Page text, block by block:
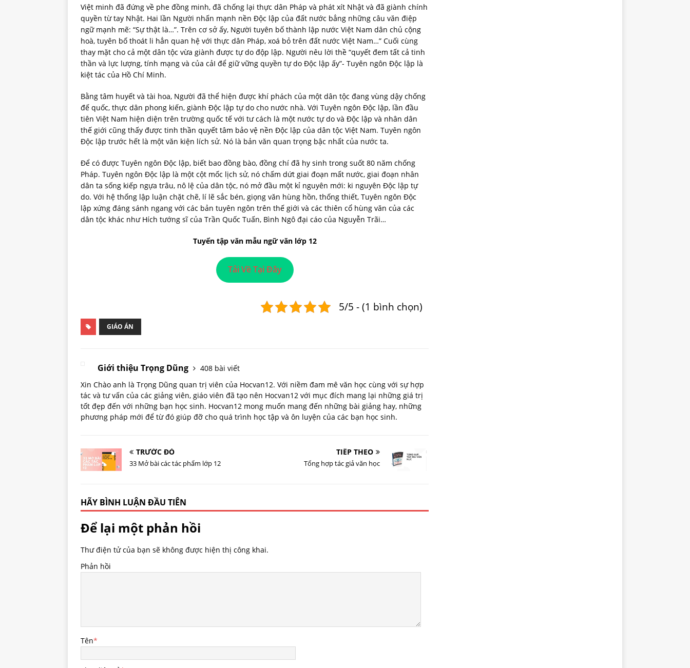
Việt minh đã đứng về phe đồng minh, đã chống lại thực dân Pháp và phát xít Nhật và đã giành chính
quyền từ tay Nhật. Hai lần Người nhấn mạnh nền Độc lập của đất nước bẳng những câu văn điệp
ngữ mạnh mẽ: “Sự thật là…”. Trên cơ sở ấy, Người tuyên bố thành lập nước Việt Nam dân chủ cộng
hoà, tuyên bố thoát li hẳn quan hệ với thực dân Pháp, xoá bỏ trên đất nước Việt Nam…” Cuối cùng
thay mặt cho cả một dân tộc vừa giành được tự do độp lập. Người nêu lời thề “quyết đem tất cả tinh
thần và lực lượng, tính mạng và của cảI để giữ vững quyền tự do Độc lập ấy”- Tuyên ngôn Độc lập là
kiệt tác của Hồ Chí Minh.
Bằng tâm huyết và tài hoa, Người đã thể hiện được khí phách của một dân tộc đang vùng dậy chống
đế quốc, thực dân phong kiến, giành Độc lập tự do cho nước nhà. Với Tuyên ngôn Độc lập, lần đầu
tiên Việt Nam hiện diện trên trường quốc tế với tư cách là một nước tự do và Độc lập và nhân dân
thế giới cũng thấy được tinh thần quyết tâm bảo vệ nền Độc lập của dân tộc Việt Nam. Tuyên ngôn
Độc lập trước hết là một văn kiện lích sử. Nó là bản văn quan trọng bậc nhất của nước ta.
Để có được Tuyên ngôn Độc lập, biết bao đồng bào, đồng chí đã hy sinh trong suốt 80 năm chống
Pháp. Tuyên ngôn Độc lập là một cột mốc lịch sử, nó chấm dứt giai đoạn mất nước, giai đoạn nhân
dân ta sống kiếp ngựa trâu, nô lệ của dân tộc, nó mở đầu một kỉ nguyên mới: ki nguyên Độc lập tự
do. Với hệ thống lập luận chặt chẽ, lí lẽ sắc bén, giọng văn hùng hồn, thống thiết, Tuyên ngôn Độc
lập xứng đáng sánh ngang với các bản tuyên ngôn trên thế giới và các thiên cổ hùng văn của các
dân tộc khác như Hích tướng sĩ của Trần Quốc Tuấn, Bình Ngô đại cáo của Nguyễn Trãi…
Tuyển tập văn mẫu ngữ văn lớp 12
Tải Về Tại Đây
5/5 - (1 bình chọn)
GIÁO ÁN
Giới thiệu Trọng Dũng
408 bài viết
Xin Chào anh là Trọng Dũng quan trị viên của Hocvan12. Với niềm đam mê văn học cùng với sự hợp
tác và tư vấn của các giảng viên, giáo viên đã tạo nên Hocvan12 với mục đích mang lại những giá trị
tốt đẹp đến với những bạn học sinh. Hocvan12 mong muốn mang đến những bài giảng hay, những
phương pháp mới để từ đó giúp đỡ cho quá trình học tập và ôn luyện của các bạn học sinh.
TRƯỚC ĐÓ
33 Mở bài các tác phẩm lớp 12
TIẾP THEO
Tổng hợp tác giả văn học
HÃY BÌNH LUẬN ĐẦU TIÊN
Để lại một phản hồi
Thư điện tử của bạn sẽ không được hiện thị công khai.
Phản hồi
Tên*